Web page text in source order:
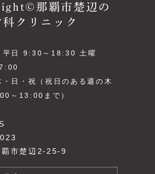
那覇市楚辺の
クリニック
平日 9:30～18:30 土曜
日・祝（祝日のある週の木
～13:00まで）
覇市楚辺2-25-9